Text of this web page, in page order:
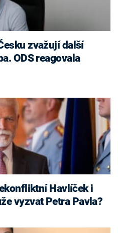
ODS reagovala
vyzvat Petra Pavla?